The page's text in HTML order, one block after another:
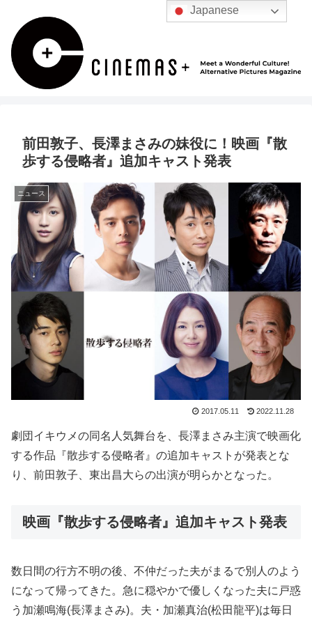
前田敦子、長澤まさみの妹役に！映画『散
歩する侵略者』追加キャスト発表
ニュース
2017.05.11 2022.11.28
劇団イキウメの同名人気舞台を、長澤まさみ主演で映画化
する作品『散歩する侵略者』の追加キャストが発表とな
り、前田敦子、東出昌大らの出演が明らかとなった。
映画『散歩する侵略者』追加キャスト発表
数日間の行方不明の後、不仲だった夫がまるで別人のよう
になって帰ってきた。急に穏やかで優しくなった夫に戸惑
う加瀬鳴海(長澤まさみ)。夫・加瀬真治(松田龍平)は毎日
Japanese